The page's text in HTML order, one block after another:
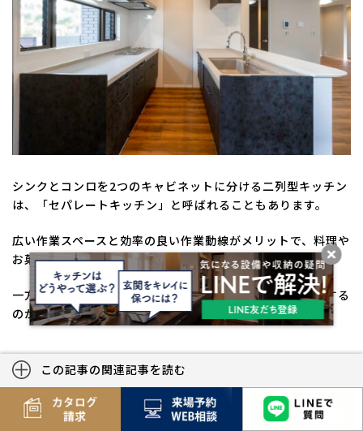
シンクとコンロを2つのキャビネットに分ける二列型キッチン
は、「セパレートキッチン」と呼ばれることもあります。
広い作業スペースと効率の良い作業動線がメリットで、料理や
お菓子づくりなどが趣味の方に人気です。
一方、キッチン本体が高額になり、広いスペースを必要とする
のがデメリット。
注文住宅のキッチンのおすすめオプ
この記事の関連記事を読む